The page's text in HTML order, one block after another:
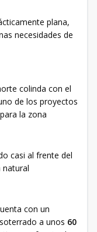
plana,
necesidades de
colinda con el
de los proyectos
la zona
casi al frente del
natural
con un
a unos 60